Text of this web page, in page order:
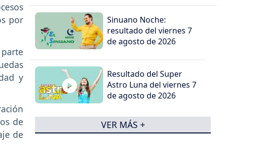
por
y
de
de
Sinuano Noche:
resultado del viernes 7
de agosto de 2026
Resultado del Super
Astro Luna del viernes 7
de agosto de 2026
VER MÁS +